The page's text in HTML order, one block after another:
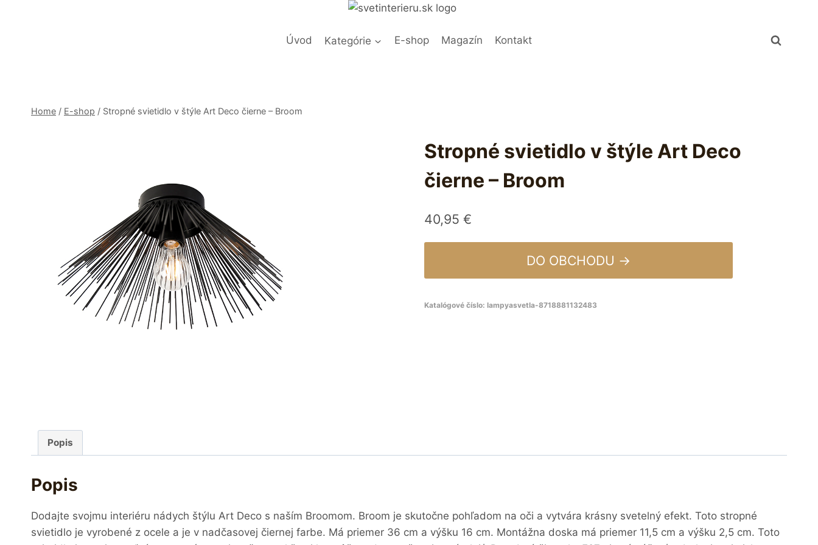
Úvod Kategórie E-shop Magazín Kontakt
Home / E-shop / Stropné svietidlo v štýle Art Deco čierne – Broom
Stropné svietidlo v štýle Art Deco
čierne – Broom
40,95 €
DO OBCHODU →
Katalógové číslo: lampyasvetla-8718881132483
Popis
Popis
Dodajte svojmu interiéru nádych štýlu Art Deco s naším Broomom. Broom je skutočne pohľadom na oči a vytvára krásny svetelný efekt. Toto stropné
svietidlo je vyrobené z ocele a je v nadčasovej čiernej farbe. Má priemer 36 cm a výšku 16 cm. Montážna doska má priemer 11,5 cm a výšku 2,5 cm. Toto